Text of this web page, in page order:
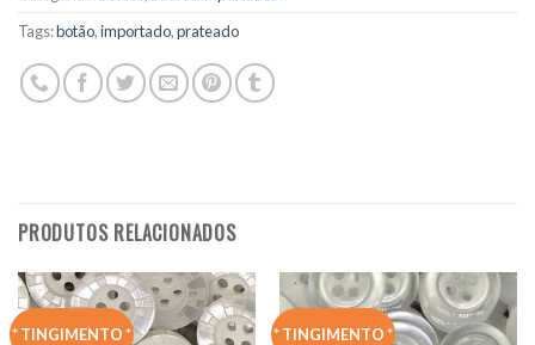
Tags:botão,importado,prateado
PRODUTOS RELACIONADOS
* TINGIMENTO * * TINGIMENTO *